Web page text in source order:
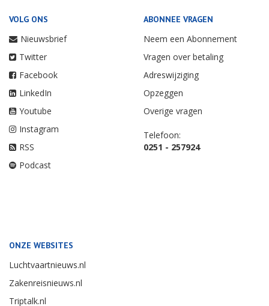
VOLG ONS
Nieuwsbrief
Twitter
Facebook
LinkedIn
Youtube
Instagram
RSS
Podcast
ABONNEE VRAGEN
Neem een Abonnement
Vragen over betaling
Adreswijziging
Opzeggen
Overige vragen
Telefoon:
0251 - 257924
ONZE WEBSITES
Luchtvaartnieuws.nl
Zakenreisnieuws.nl
Triptalk.nl